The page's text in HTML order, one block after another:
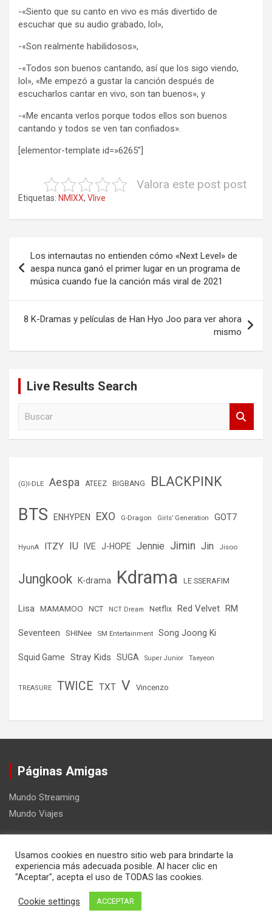
-«Siento que su canto en vivo es más divertido de
escuchar que su audio grabado, lol»,
-«Son realmente habilidosos»,
-«Todos son buenos cantando, así que los sigo viendo,
lol», «Me empezó a gustar la canción después de
escucharlos cantar en vivo, son tan buenos», y
-«Me encanta verlos porque todos ellos son buenos
cantando y todos se ven tan confiados».
[elementor-template id=»6265″]
Valora este post post
Etiquetas: NMIXX, Vlive
de
entradas
Los internautas no entienden cómo «Next Level» de
aespa nunca ganó el primer lugar en un programa de
música cuando fue la canción más viral de 2021
8 K-Dramas y películas de Han Hyo Joo para ver ahora
mismo
Live Results Search
(G)I-DLE Aespa ATEEZ BIGBANG BLACKPINK
BTS ENHYPEN EXO G-Dragon Girls’ Generation GOT7
HyunA ITZY IU IVE J-HOPE Jennie Jimin Jin Jisoo
Jungkook K-drama Kdrama LE SSERAFIM
Lisa MAMAMOO NCT NCT Dream Netflix Red Velvet RM
Seventeen SHINee SM Entertainment Song Joong Ki
Squid Game Stray Kids SUGA Super Junior Taeyeon
TREASURE TWICE TXT V Vincenzo
Páginas Amigas
Mundo Streaming
Mundo Viajes
Mundo Kpop
Funciona gracias a:
Usamos cookies en nuestro sitio web para brindarte la
experiencia más adecuada posible. Al hacer clic en
"Aceptar", acepta el uso de TODAS las cookies.
Cookie settings ACCEPTAR